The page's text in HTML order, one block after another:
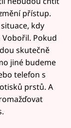
přístup.
kdy
Vobořil. Pokud
skutečně
jiné budeme
telefon s
prstů. A